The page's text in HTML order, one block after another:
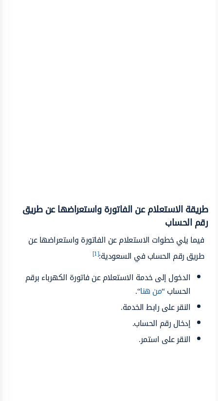
طريقة الاستعلام عن الفاتورة واستعراضها عن طريق
رقم الحساب
فيما يلي خطوات الاستعلام عن الفاتورة واستعراضها عن
طريق رقم الحساب في السعودية:[1]
الدخول إلى خدمة الاستعلام عن فاتورة الكهرباء برقم
الحساب “من هنا“.
النقر على رابط الخدمة.
إدخال رقم الحساب.
النقر على استمر.